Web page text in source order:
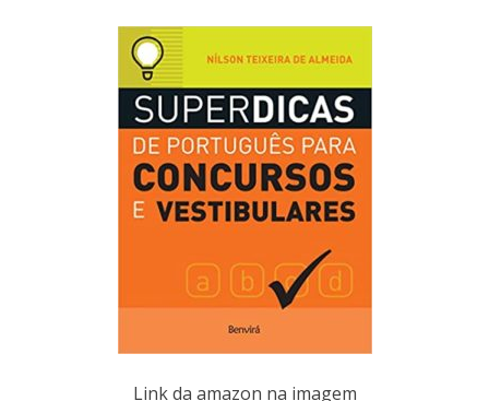
Link da amazon na imagem